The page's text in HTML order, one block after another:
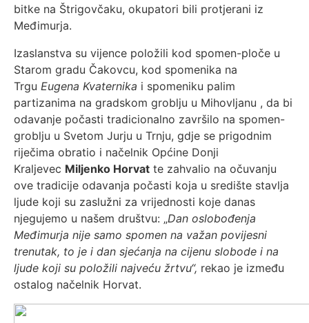
bitke na Štrigovčaku, okupatori bili protjerani iz
Međimurja.
Izaslanstva su vijence položili kod spomen-ploče u
Starom gradu Čakovcu, kod spomenika na
Trgu Eugena Kvaternika i spomeniku palim
partizanima na gradskom groblju u Mihovljanu , da bi
odavanje počasti tradicionalno završilo na spomen-
groblju u Svetom Jurju u Trnju, gdje se prigodnim
riječima obratio i načelnik Općine Donji
Kraljevec Miljenko Horvat te zahvalio na očuvanju
ove tradicije odavanja počasti koja u središte stavlja
ljude koji su zaslužni za vrijednosti koje danas
njegujemo u našem društvu: „Dan oslobođenja
Međimurja nije samo spomen na važan povijesni
trenutak, to je i dan sjećanja na cijenu slobode i na
ljude koji su položili najveću žrtvu“, rekao je između
ostalog načelnik Horvat.